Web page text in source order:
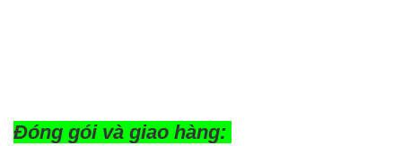
Đóng gói và giao hàng: